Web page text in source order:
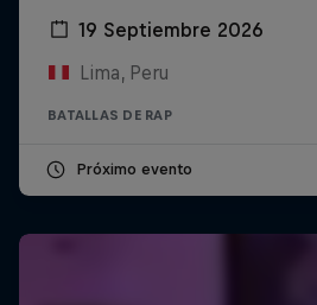
19 Septiembre 2026
Lima, Peru
BATALLAS DE RAP
Próximo evento